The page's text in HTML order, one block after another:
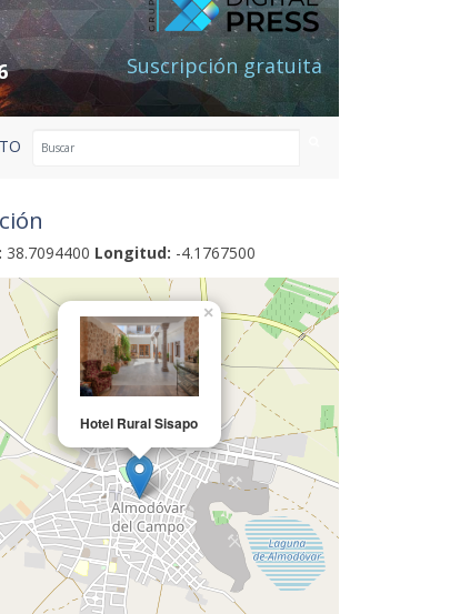
Suscripción gratuita
38.7094400 Longitud: -4.1767500
Hotel Rural Sisapo
×